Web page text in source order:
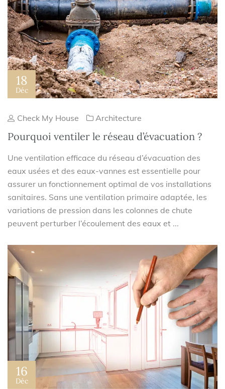
18
Déc
Check My House Architecture
Pourquoi ventiler le réseau d’évacuation ?
Une ventilation efficace du réseau d’évacuation des
eaux usées et des eaux-vannes est essentielle pour
assurer un fonctionnement optimal de vos installations
sanitaires. Sans une ventilation primaire adaptée, les
variations de pression dans les colonnes de chute
peuvent perturber l’écoulement des eaux et ...
16
Déc